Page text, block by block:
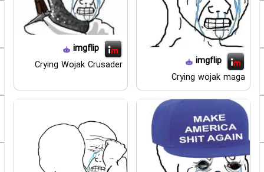
imgflip
Crying wojak maga
imgflip
Crying Wojak Crusader